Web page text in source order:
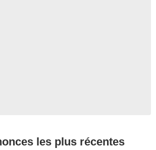
les plus récentes